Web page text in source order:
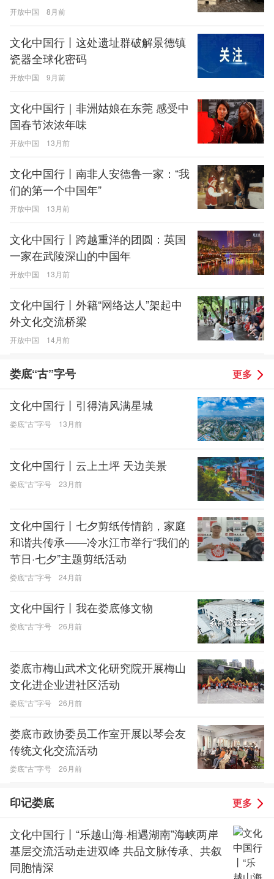
开放中国 8月前
文化中国行丨这处遗址群破解景德镇
瓷器全球化密码
开放中国 9月前
文化中国行｜非洲姑娘在东莞 感受中
国春节浓浓年味
开放中国 13月前
文化中国行丨南非人安德鲁一家：“我
们的第一个中国年”
开放中国 13月前
文化中国行丨跨越重洋的团圆：英国
一家在武陵深山的中国年
开放中国 13月前
文化中国行丨外籍“网络达人”架起中
外文化交流桥梁
开放中国 14月前
娄底“古”字号 更多
文化中国行丨引得清风满星城
娄底“古”字号 13月前
文化中国行丨云上土坪 天边美景
娄底“古”字号 23月前
文化中国行丨七夕剪纸传情韵，家庭
和谐共传承——冷水江市举行“我们的
节日·七夕”主题剪纸活动
娄底“古”字号 24月前
文化中国行丨我在娄底修文物
娄底“古”字号 26月前
娄底市梅山武术文化研究院开展梅山
文化进企业进社区活动
娄底“古”字号 26月前
娄底市政协委员工作室开展以琴会友
传统文化交流活动
娄底“古”字号 26月前
印记娄底 更多
文化中国行丨“乐越山海·相遇湖南”海峡两岸
基层交流活动走进双峰 共品文脉传承、共叙
同胞情深